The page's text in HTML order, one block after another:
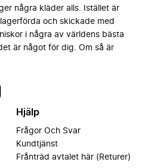
några kläder alls. Istället är
och skickade med
i några av världens bästa
är något för dig. Om så är
Hjälp
Frågor Och Svar
Kundtjänst
Frånträd avtalet här (Returer)